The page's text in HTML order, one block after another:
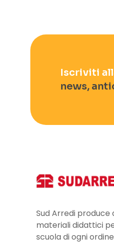
Iscriviti
news,
Sud Arredi produce
materiali didattici
scuola di ogni